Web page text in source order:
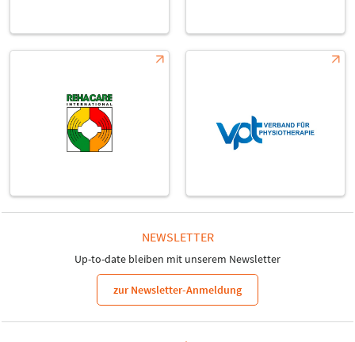
NEWSLETTER
Up-to-date bleiben mit unserem Newsletter
zur Newsletter-Anmeldung